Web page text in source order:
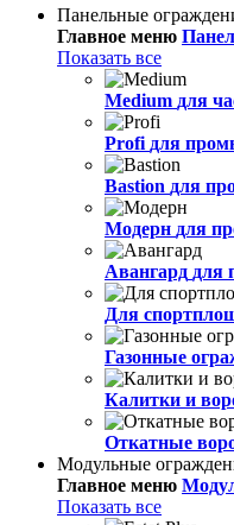
Панельные
Главное меню
Показать все
Medium для
Profi для
Bastion для
Модерн для
Авангард для
Для
Газонные
Калитки и
Откатные
Модульные
Главное меню
Показать все